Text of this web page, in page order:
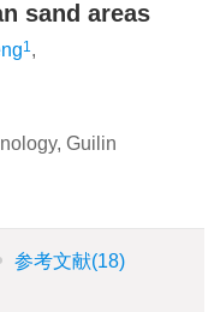
sand areas
1,
Guilin
参考文献(18)